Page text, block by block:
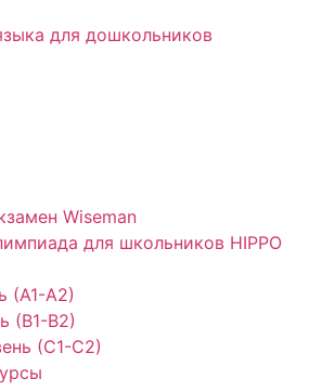
для дошкольников
Wiseman
для школьников HIPPO
(А1-А2)
(В1-В2)
(С1-С2)